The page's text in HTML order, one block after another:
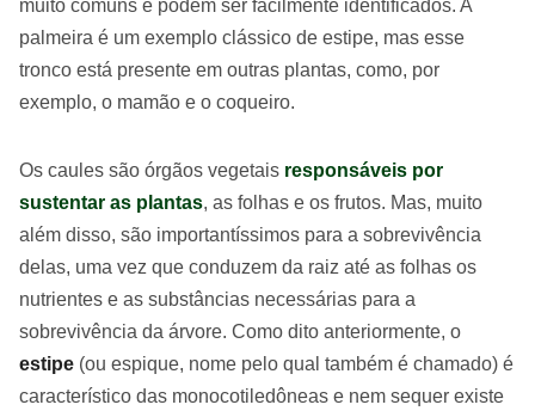
muito comuns e podem ser facilmente identificados. A
palmeira é um exemplo clássico de estipe, mas esse
tronco está presente em outras plantas, como, por
exemplo, o mamão e o coqueiro.
Os caules são órgãos vegetais responsáveis por
sustentar as plantas, as folhas e os frutos. Mas, muito
além disso, são importantíssimos para a sobrevivência
delas, uma vez que conduzem da raiz até as folhas os
nutrientes e as substâncias necessárias para a
sobrevivência da árvore. Como dito anteriormente, o
estipe (ou espique, nome pelo qual também é chamado) é
característico das monocotiledôneas e nem sequer existe